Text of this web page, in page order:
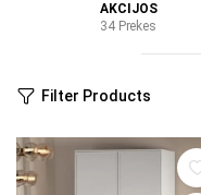
AKCIJOS
34 Prekes
Filter Products